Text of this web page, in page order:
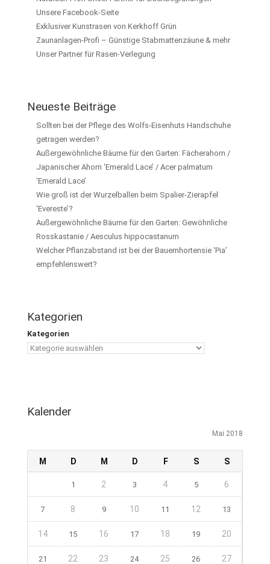
Unsere Facebook-Seite
Exklusiver Kunstrasen von Kerkhoff Grün
Zaunanlagen-Profi – Günstige Stabmattenzäune & mehr
Unser Partner für Rasen-Verlegung
Neueste Beiträge
Sollten bei der Pflege des Wolfs-Eisenhuts Handschuhe
getragen werden?
Außergewöhnliche Bäume für den Garten: Fächerahorn /
Japanischer Ahorn ‘Emerald Lace’ / Acer palmatum
‘Emerald Lace’
Wie groß ist der Wurzelballen beim Spalier-Zierapfel
‘Evereste’?
Außergewöhnliche Bäume für den Garten: Gewöhnliche
Rosskastanie / Aesculus hippocastanum
Welcher Pflanzabstand ist bei der Bauernhortensie ‘Pia’
empfehlenswert?
Kategorien
Kategorien
Kalender
Mai 2018
M D M D F S S
1 2 3 4 5 6
7 8 9 10 11 12 13
14 15 16 17 18 19 20
21 22 23 24 25 26 27